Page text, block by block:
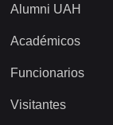
Alumni UAH
Académicos
Funcionarios
Visitantes